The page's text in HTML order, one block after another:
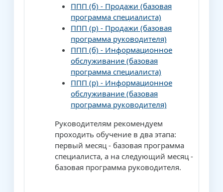
ППП (б) - Продажи (базовая
программа специалиста)
ППП (р) - Продажи (базовая
программа руководителя)
ППП (б) - Информационное
обслуживание (базовая
программа специалиста)
ППП (р) - Информационное
обслуживание (базовая
программа руководителя)
Руководителям рекомендуем
проходить обучение в два этапа:
первый месяц - базовая программа
специалиста, а на следующий месяц -
базовая программа руководителя.